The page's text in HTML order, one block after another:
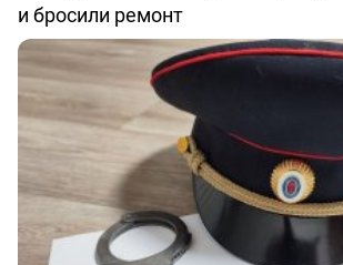
и бросили ремонт